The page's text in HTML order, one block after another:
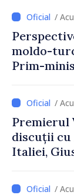
/
moldo-
Prim-
Uygar
/
Premierul
discuții cu
Italiei,
/